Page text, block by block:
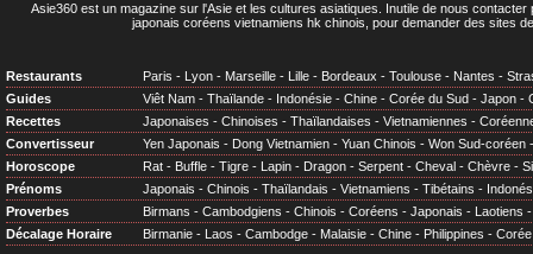
Asie360 est un magazine sur l'Asie et les cultures asiatiques . Inutile de nous
japonais coréens vietnamiens hk chinois, pour demander des sites
Restaurants Paris - Lyon - Marseille - Lille - Bordeaux - Toulouse - Nantes -
Guides
Viêt Nam - Thaïlande - Indonésie - Chine - Corée du Sud - Japon -
Recettes
Japonaises - Chinoises - Thaïlandaises - Vietnamiennes -
Convertisseur
Yen Japonais - Dong Vietnamien - Yuan Chinois - Won Sud-coréen
Horoscope
Rat - Buffle - Tigre - Lapin - Dragon - Serpent - Cheval - Chèvre -
Prénoms
Japonais - Chinois - Thaïlandais - Vietnamiens - Tibétains -
Proverbes
Birmans - Cambodgiens - Chinois - Coréens - Japonais - Laotiens
Décalage Horaire
Birmanie - Laos - Cambodge - Malaisie - Chine - Philippines - Corée